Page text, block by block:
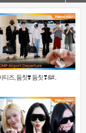
티즈, 둠칫❣️ 둠칫❣&#..